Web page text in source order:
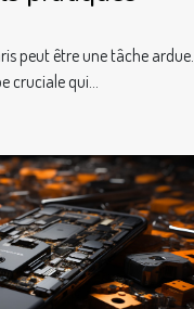
peut être une tâche ardue.
cruciale qui...